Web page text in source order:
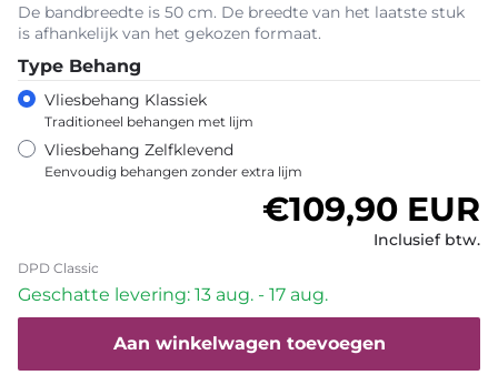
De bandbreedte is 50 cm. De breedte van het laatste stuk
is afhankelijk van het gekozen formaat.
Type Behang
Vliesbehang Klassiek
Traditioneel behangen met lijm
Vliesbehang Zelfklevend
Eenvoudig behangen zonder extra lijm
Normale prijs
€109,90 EUR
Inclusief btw.
DPD Classic
Geschatte levering: 13 aug. - 17 aug.
Aan winkelwagen toevoegen